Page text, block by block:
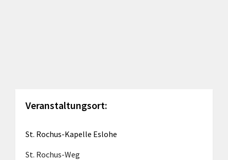
Veranstaltungsort:
St. Rochus-Kapelle Eslohe
St. Rochus-Weg